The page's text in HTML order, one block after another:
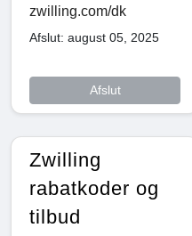
zwilling.com/dk
Afslut: august 05, 2025
Afslut
Zwilling
rabatkoder og
tilbud